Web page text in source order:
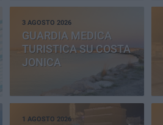
3 AGOSTO 2026
GUARDIA MEDICA
TURISTICA SU COSTA
JONICA
1 AGOSTO 2026